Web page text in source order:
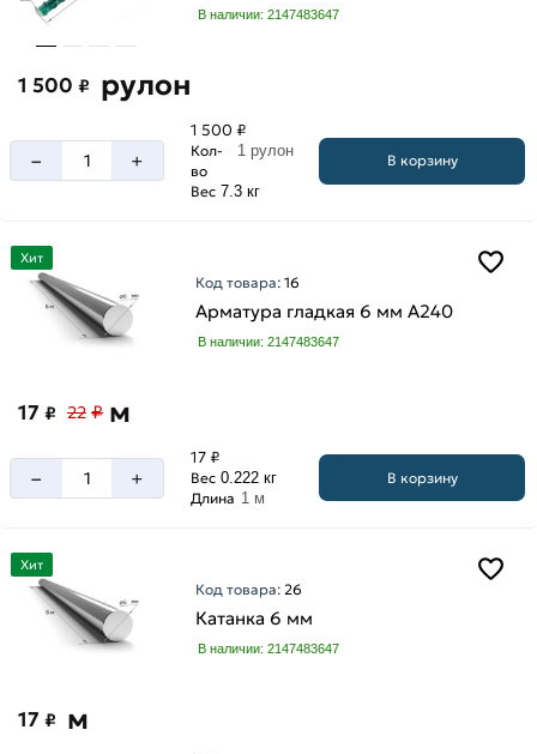
В наличии: 2147483647
1 500 ₽ рулон
– +
1 500 ₽
Кол-
во
1 рулон
Вес 7.3 кг
В корзину
Хит
Код товара:16
Арматура гладкая 6 мм A240
В наличии: 2147483647
17 ₽ 22 ₽ м
– +
17 ₽
Вес 0.222 кг
Длина 1 м
В корзину
Хит
Код товара: 26
Катанка 6 мм
В наличии: 2147483647
17 ₽ м